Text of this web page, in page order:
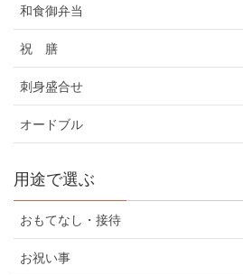
和食御弁当
祝 膳
刺身盛合せ
オードブル
用途で選ぶ
おもてなし・接待
お祝い事